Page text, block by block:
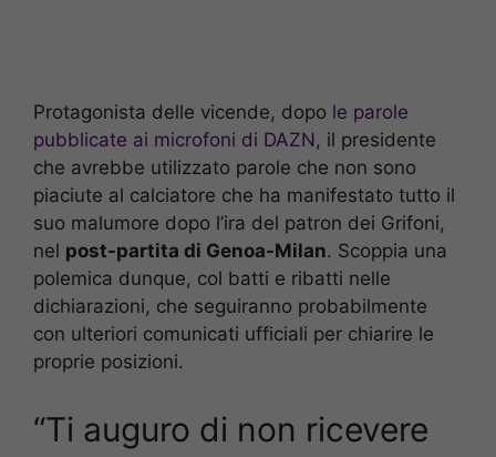
Protagonista delle vicende, dopo le parole
pubblicate ai microfoni di DAZN, il presidente
che avrebbe utilizzato parole che non sono
piaciute al calciatore che ha manifestato tutto il
suo malumore dopo l’ira del patron dei Grifoni,
nel post-partita di Genoa-Milan. Scoppia una
polemica dunque, col batti e ribatti nelle
dichiarazioni, che seguiranno probabilmente
con ulteriori comunicati ufficiali per chiarire le
proprie posizioni.
“Ti auguro di non ricevere